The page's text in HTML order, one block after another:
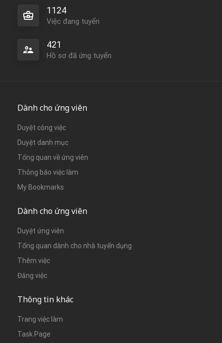
1124
Việc đang tuyển
421
Hồ sơ đã ứng tuyển
Dành cho ứng viên
Duyệt công việc
Duyệt danh mục
Tổng quan về ứng viên
Thông báo việc làm
My Bookmarks
Dành cho ứng viên
Duyệt ứng viên
Tổng quan dành cho nhà tuyển dụng
Thêm việc
Đăng việc
Thông tin khác
Trang việc làm
Task Page